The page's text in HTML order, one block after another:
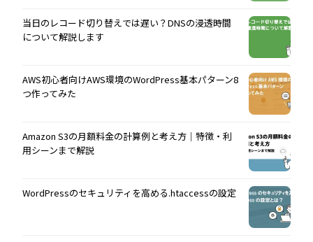
当日のレコード切り替えでは遅い？DNSの浸透時間
について解説します
AWS初心者向けAWS環境のWordPress基本パターン8
つ作ってみた
Amazon S3の月額料金の計算例と考え方｜特徴・利
用シーンまで解説
WordPressのセキュリティを高める.htaccessの設定